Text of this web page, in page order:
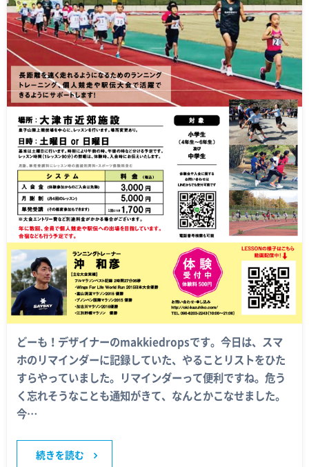
どーも！デザイナーのmakkiedropsです。今日は、スマ
ホのリマインダーに記録していた、やることリストをひた
すらやっていました。リマインダーって便利ですね。危う
く忘れそうなことも通知がきて、なんとかこなせました。
今…
続きを読む